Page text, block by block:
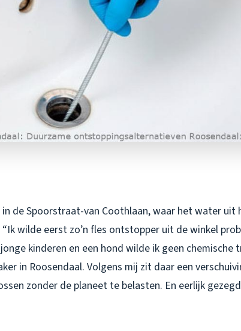
de Spoorstraat-van Coothlaan, waar het water uit
wilde eerst zo’n fles ontstopper uit de winkel
kinderen en een hond wilde ik geen chemische
in Roosendaal. Volgens mij zit daar een
zonder de planeet te belasten. En eerlijk